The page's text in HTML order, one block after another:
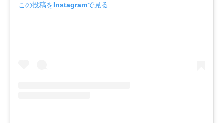
この投稿をInstagramで見る